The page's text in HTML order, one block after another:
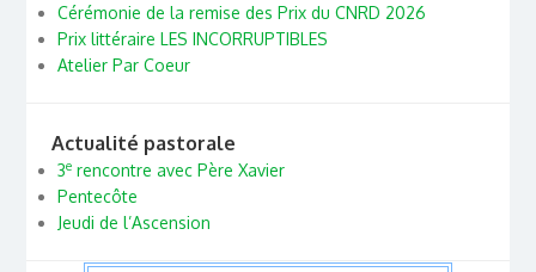
Cérémonie de la remise des Prix du CNRD 2026
Prix littéraire LES INCORRUPTIBLES
Atelier Par Coeur
Actualité pastorale
3erencontre avec Père Xavier
Pentecôte
Jeudi de l’Ascension